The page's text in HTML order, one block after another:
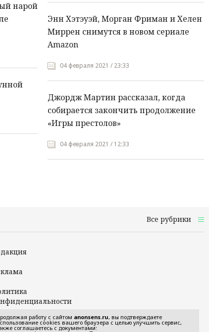
нарой
Энн Хэтэуэй, Морган Фриман и Хелен
Миррен снимутся в новом сериале
Amazon
04 февраля 2021 / 23:33
Джордж Мартин рассказал, когда
собирается закончить продолжение
«Игры престолов»
04 февраля 2021 / 12:33
Все рубрики
работу с сайтом anonsens.ru, вы подтверждаете
cookies вашего браузера с целью улучшить сервис,
соглашаетесь с документами: